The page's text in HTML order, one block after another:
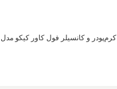
کرم‌پودر و کانسیلر فول کاور کیکو مدل WB25